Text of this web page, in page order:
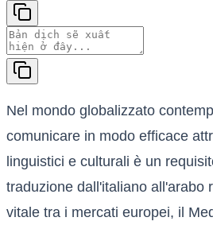
Nel mondo globalizzato
comunicare in modo efficace
linguistici e culturali è un
traduzione dall'italiano all'arabo
vitale tra i mercati europei, il